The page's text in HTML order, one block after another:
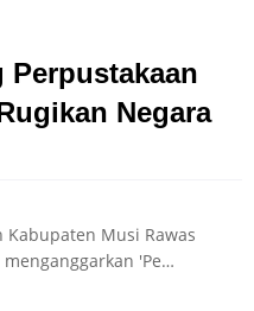
Perpustakaan
Negara
Musi Rawas
'Pe…